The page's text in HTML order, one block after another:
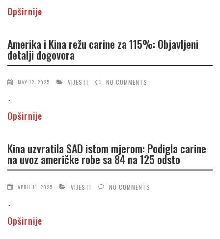
Opširnije
Amerika i Kina režu carine za 115%: Objavljeni
detalji dogovora
MAY 12, 2025 VIJESTI NO COMMENTS
...
Opširnije
Kina uzvratila SAD istom mjerom: Podigla carine
na uvoz američke robe sa 84 na 125 odsto
APRIL 11, 2025 VIJESTI NO COMMENTS
...
Opširnije